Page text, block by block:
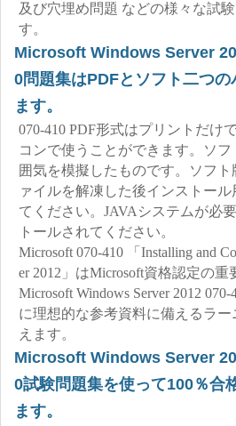
及び穴埋め問題 などの様々な試
す。
Microsoft Windows Server
0問題集はPDFとソフト二つの
ます。
070-410 PDF形式はプリントだけ
コンで使うことができます。ソ
囲気を模擬したものです。ソフ
ァイルを解凍した後インストー
てください。JAVAシステムが必
トールされてください。
Microsoft 070-410 「Installing and
er 2012」はMicrosoft資格認定の重
Microsoft Windows Server 2012
に理想的な参考資料に備えるラ
えます。
Microsoft Windows Server
0試験問題集を使って100％合
ます。